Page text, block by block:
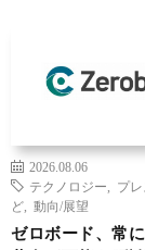
2026.08.06
テクノロジー
プ
ど
動向/展望
ゼロボード、常